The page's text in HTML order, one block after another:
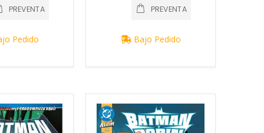
PREVENTA
Pedido
PREVENTA
Bajo Pedido